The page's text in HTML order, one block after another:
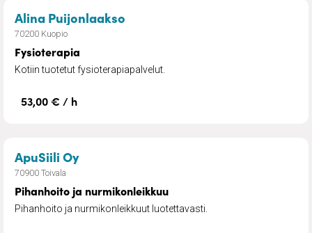
Alina Puijonlaakso
70200 Kuopio
Fysioterapia
Kotiin tuotetut fysioterapiapalvelut.
53,00 € / h
ApuSiili Oy– Pihanhoito ja nurmikonleikkuu
70900 Toivala
Pihanhoito ja nurmikonleikkuu
Pihanhoito ja nurmikonleikkuut luotettavasti.